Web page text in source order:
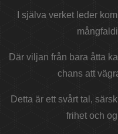
I själva verket leder
Där viljan från bara åtta
chans att
Detta är ett svårt tal,
frihet och